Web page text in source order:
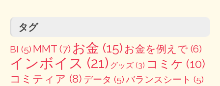
タグ
BI (5) MMT (7) お金 (15) お金を例えで (6)
インボイス (21) グッズ (3) コミケ (10)
コミティア (8) データ (5)バランスシート (5)